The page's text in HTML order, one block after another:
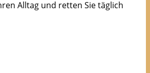
Alltag und retten Sie täglich